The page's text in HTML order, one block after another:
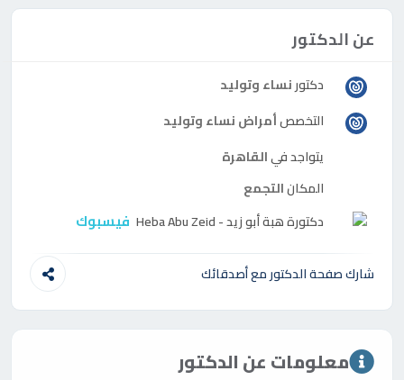
عن الدكتور
دكتورنساء وتوليد
التخصصأمراض نساء وتوليد
يتواجد فيالقاهرة
المكانالتجمع
دكتورةهبة أبو زيد - Heba Abu Zeid فيسبوك
شارك صفحة الدكتور مع أصدقائك
معلومات عن الدكتور